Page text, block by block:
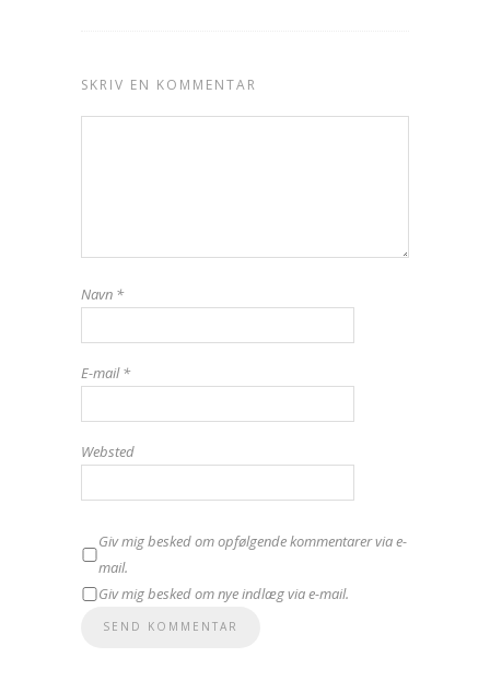
SKRIV EN KOMMENTAR
Navn *
E-mail*
Websted
Giv mig besked om opfølgende kommentarer via e-
mail.
Giv mig besked om nye indlæg via e-mail.